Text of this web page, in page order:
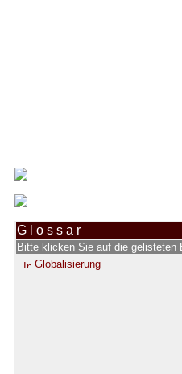
G l o s s a r
Bitte klicken Sie auf die gelisteten
Globalisierung